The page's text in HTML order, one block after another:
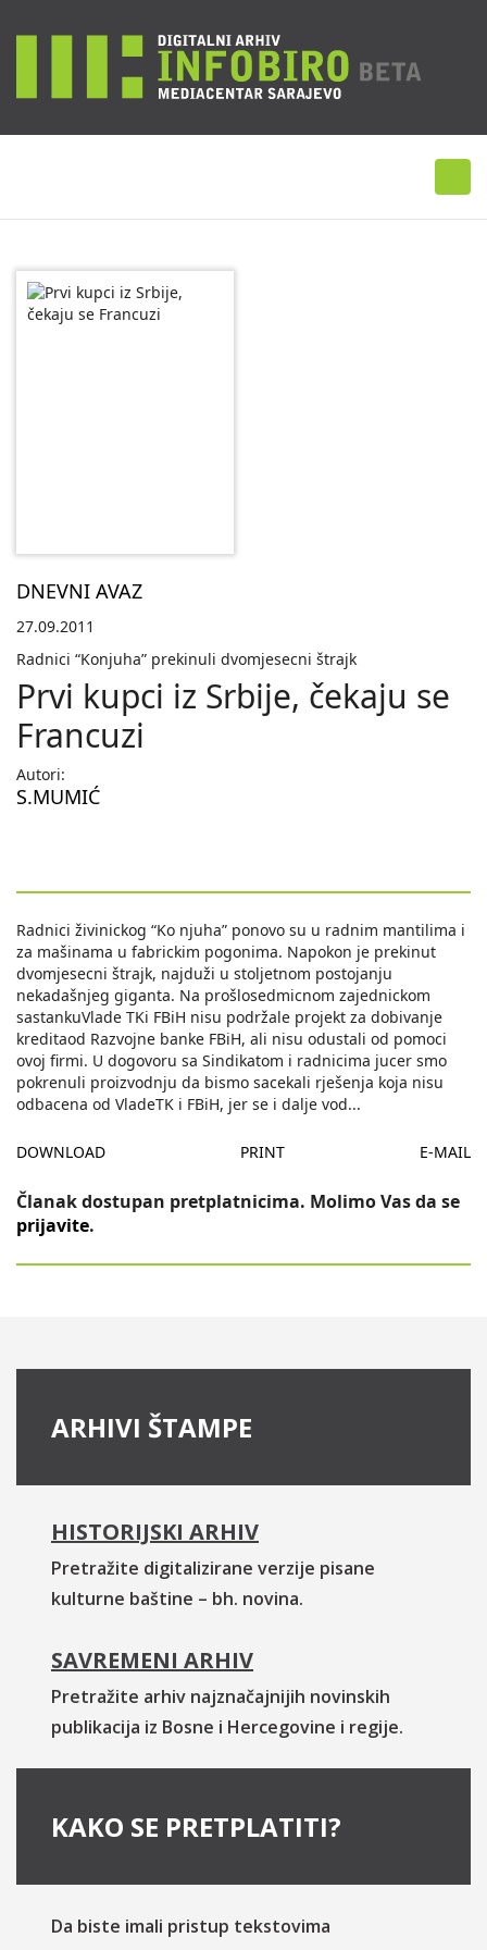
DNEVNI AVAZ
27.09.2011
Radnici “Konjuha” prekinuli dvomjesecni štrajk
Prvi kupci iz Srbije, čekaju se
Francuzi
Autori:
S.MUMIĆ
Radnici živinickog “Ko njuha” ponovo su u radnim mantilima i
za mašinama u fabrickim pogonima. Napokon je prekinut
dvomjesecni štrajk, najduži u stoljetnom postojanju
nekadašnjeg giganta. Na prošlosedmicnom zajednickom
sastankuVlade TKi FBiH nisu podržale projekt za dobivanje
kreditaod Razvojne banke FBiH, ali nisu odustali od pomoci
ovoj firmi. U dogovoru sa Sindikatom i radnicima jucer smo
pokrenuli proizvodnju da bismo sacekali rješenja koja nisu
odbacena od VladeTK i FBiH, jer se i dalje vod...
DOWNLOAD PRINT E-MAIL
Članak dostupan pretplatnicima. Molimo Vas da se
prijavite.
ARHIVI ŠTAMPE
HISTORIJSKI ARHIV
Pretražite digitalizirane verzije pisane
kulturne baštine – bh. novina.
SAVREMENI ARHIV
Pretražite arhiv najznačajnijih novinskih
publikacija iz Bosne i Hercegovine i regije.
KAKO SE PRETPLATITI?
Da biste imali pristup tekstovima